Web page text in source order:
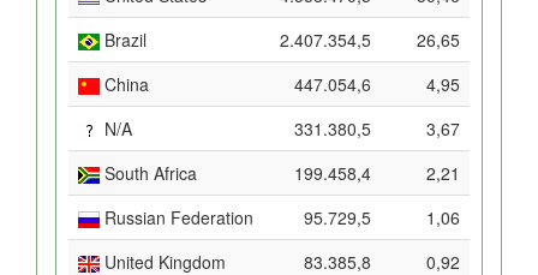
Brazil
2.407.354,5
26,65
China
447.054,6
4,95
N/A
331.380,5
3,67
South Africa
199.458,4
2,21
Russian Federation
95.729,5
1,06
United Kingdom
83.385,8
0,92